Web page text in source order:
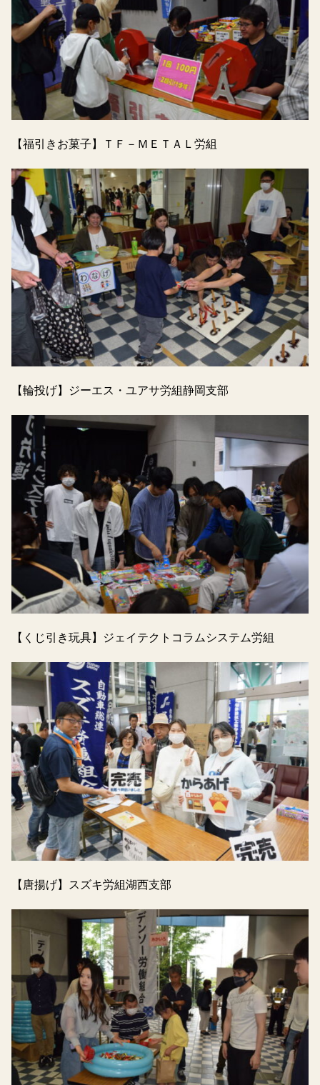
【福引きお菓子】ＴＦ－ＭＥＴＡＬ労組
【輪投げ】ジーエス・ユアサ労組静岡支部
【くじ引き玩具】ジェイテクトコラムシステム労組
【唐揚げ】スズキ労組湖西支部